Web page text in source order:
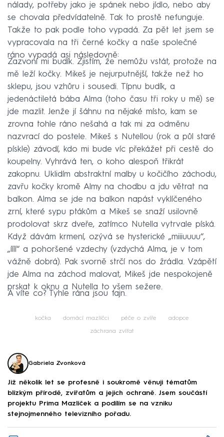
nálady, potřeby jako je spánek nebo jídlo, nebo aby
se chovala předvídatelně. Tak to prostě nefunguje.
Takže to pak podle toho vypadá. Za pět let jsem se
vypracovala na tři černé kočky a naše společné
ráno vypadá asi následovně:
Zazvoní mi budík. Zjistím, že nemůžu vstát, protože na
mě leží kočky. Mikeš je nejurputnější, takže než ho
sklepu, jsou vzhůru i sousedi. Típnu budík, a
jedenáctiletá bába Alma (toho času tři roky u mě) se
jde mazlit. Jenže jí šáhnu na nějaké místo, kam se
zrovna tohle ráno nešahá a tak mi za odměnu
nazvrací do postele. Mikeš s Nutellou (rok a půl staré
pískle) závodí, kdo mi bude víc překážet při cestě do
koupelny. Vyhrává ten, o koho alespoň třikrát
zakopnu. Uklidím abstraktní malby u kočičího záchodu,
zavřu kočky kromě Almy na chodbu a jdu větrat na
balkon. Alma se jde na balkon napást vyklíčeného
zrní, které sypu ptákům a Mikeš se snaží usilovně
prodolovat skrz dveře, zatímco Nutella vytrvale píská.
Když dávám krmení, ozývá se hysterické „miiiuuuu“,
„íííí“ a pohoršené vzdechy (vzdychá Alma, je v tom
vážně dobrá). Pak svorně strčí nos do žrádla. Vzápětí
jde Alma na záchod malovat, Mikeš jde nespokojeně
prskat k oknu a Nutella to všem sežere.
A víte co? Tyhle rána jsou fajn.
kočka domácí mazlíčci péče o zvíře adopce
záchrana zvířat
Gabriela Zvonková
Již několik let se profesně i soukromě věnuji tématům
blízkým přírodě, zvířatům a jejich ochraně. Jsem součástí
projektu Prima Mazlíček a podílím se na vzniku
stejnojmenného televizního pořadu.